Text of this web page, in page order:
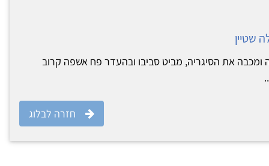
שטיין
את הסיגריה, מביט סביבו ובהעדר פח אשפה קרוב
חזרה לבלוג